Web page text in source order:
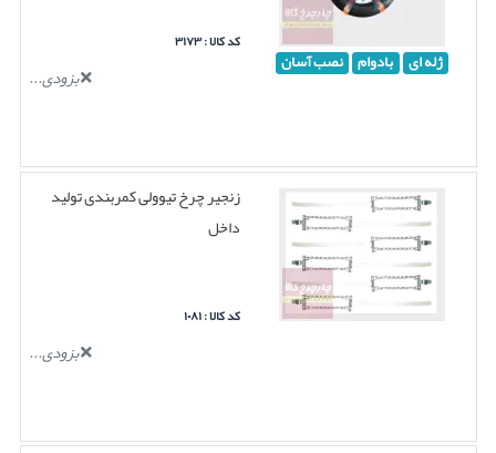
ژله ای بادوام نصب آسان
کد کالا : ۳۱۷۳
بزودی...
زنجیر چرخ تیوولی کمربندی تولید
داخل
کد کالا : ۱۰۸۱
بزودی...